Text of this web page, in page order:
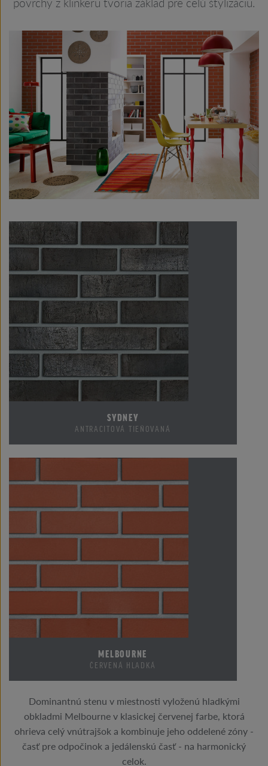
SYDNEY
ANTRACITOVÁ TIEŇOVANÁ
MELBOURNE
ČERVENÁ HLADKÁ
Dominantnú stenu v miestnosti vyloženú hladkými
obkladmi Melbourne v klasickej červenej farbe, ktorá
ohrieva celý vnútrajšok a kombinuje jeho oddelené zóny -
časť pre odpočinok a jedálenskú časť - na harmonický
celok.